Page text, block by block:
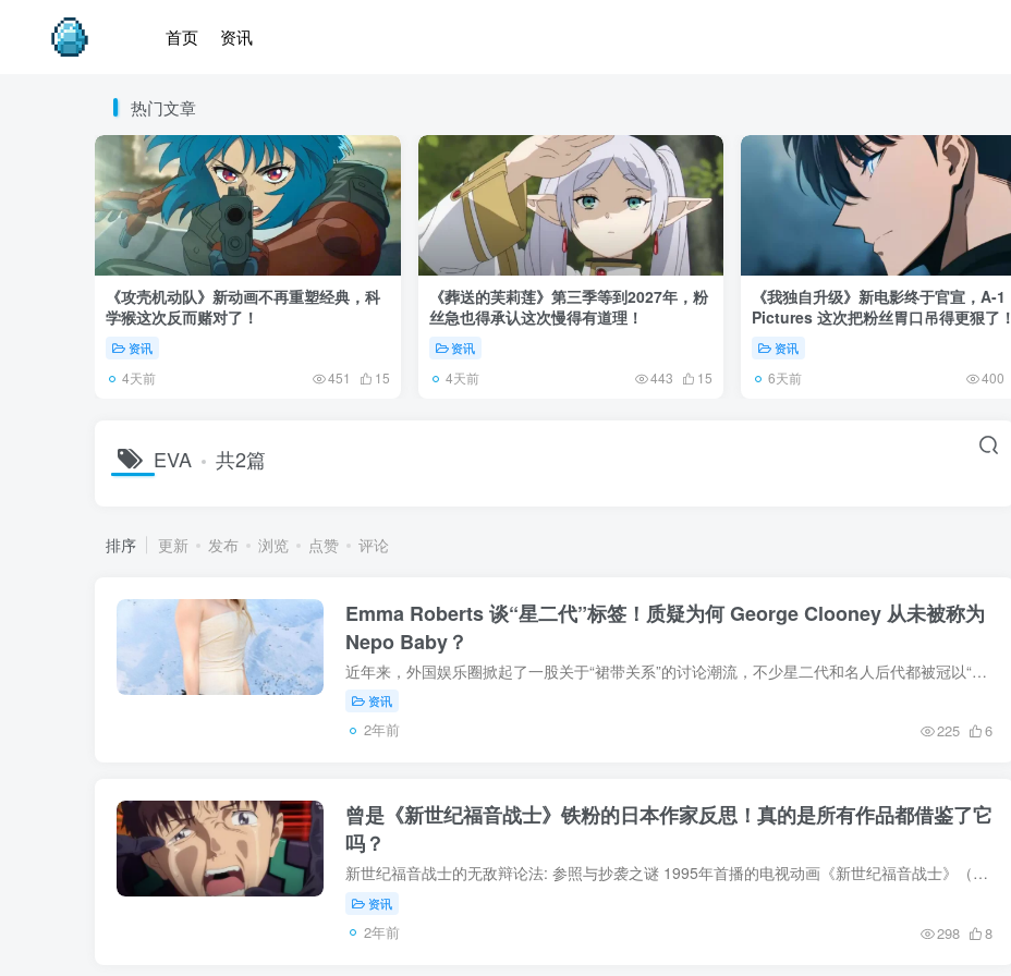
首页 资讯
热门文章
《攻壳机动队》新动画不再重塑经典，科
学猴这次反而赌对了！
资讯
4天前 451 15
《葬送的芙莉莲》第三季等到2027年，粉
丝急也得承认这次慢得有道理！
资讯
4天前 443 15
《我独自升级》新电影终于官宣，A-1
Pictures 这次把粉丝胃口吊得更狠了！
资讯
6天前 400
EVA 共2篇
排序 更新 发布 浏览 点赞 评论
Emma Roberts 谈“星二代”标签！质疑为何 George Clooney 从未被称为
Nepo Baby？
近年来，外国娱乐圈掀起了一股关于“裙带关系”的讨论潮流，不少星二代和名人后代都被冠以“Nepo Baby”之名，认为他们的成功主要依赖于家族背景。 Emma Roberts，作为星二代之一，最近在一次采...
资讯
2年前 225 6
曾是《新世纪福音战士》铁粉的日本作家反思！真的是所有作品都借鉴了它
吗？
新世纪福音战士的无敌辩论法: 参照与抄袭之谜 1995年首播的电视动画《新世纪福音战士》（EVA）一经推出便取得巨大的成功，随后的续作电影和相关衍生作品同样掀起了一波波热潮，使其在动画史上占...
资讯
2年前 298 8